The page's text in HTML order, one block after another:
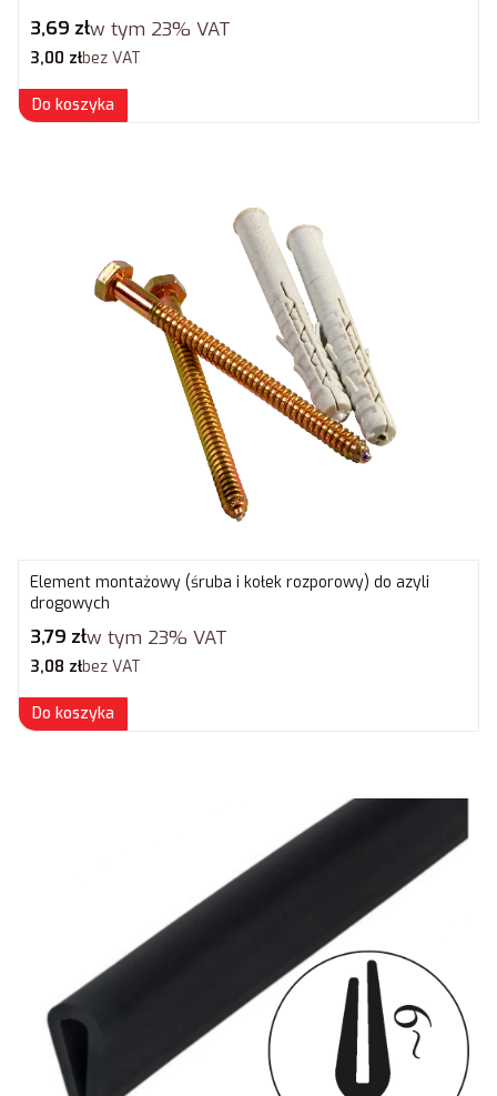
Cena brutto
3,69 złw tym 23% VAT
Cena netto
3,00 złbez VAT
Do koszyka
Element montażowy (śruba i kołek rozporowy) do azyli
drogowych
Cena brutto
3,79 złw tym 23% VAT
Cena netto
3,08 złbez VAT
Do koszyka